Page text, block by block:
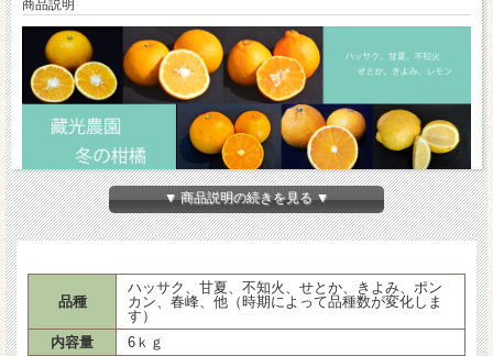
商品説明
＊3/20 猿にきよみをすべて食べられてしまいました。手元分のみ発送します
今年は着果量が多い、鳥被害がなかった、少雨で傷まなかった等々の理由から多め
26年は暖冬のため不知火が傷む等の被害の影響があると予想されます。収穫してみ
るまで傷みがどれくらい出るかが不明のため4種以上としております。
▼ 商品説明の続きを見る ▼
品種
ハッサク、 甘夏、 不知火、せとか、きよみ、 ポン
カン、春峰、他（時期によって品種数が変化しま
す）
内容量
6ｋｇ